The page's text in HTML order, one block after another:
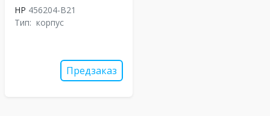
HP 456204-B21
Тип: корпус
Предзаказ